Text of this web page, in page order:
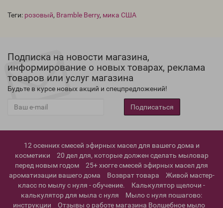
Теги: розовый, Bramble Berry, мика США
Подписка на новости магазина,
информирование о новых товарах, реклама
товаров или услуг магазина
Будьте в курсе новых акций и спецпредложений!
Подписаться
12 осенних смесей эфирных масел для вашего дома и
косметики
20 дел для, которые должен сделать мыловар
перед новым годом
25+ хюгге смесей эфирных масел для
ароматизации вашего дома
Возврат товара
Живой мастер-
класс по мылу с нуля - обучение.
Калькулятор щелочи -
калькулятор для мыла с нуля
Мыло с нуля пошагово:
инструкции
Отзывы о работе магазина Волшебное мыло